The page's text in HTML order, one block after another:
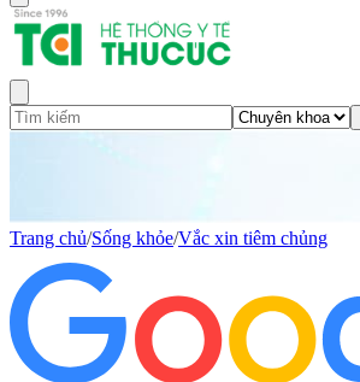
Trang chủ/Sống khỏe/Vắc xin tiêm chủng